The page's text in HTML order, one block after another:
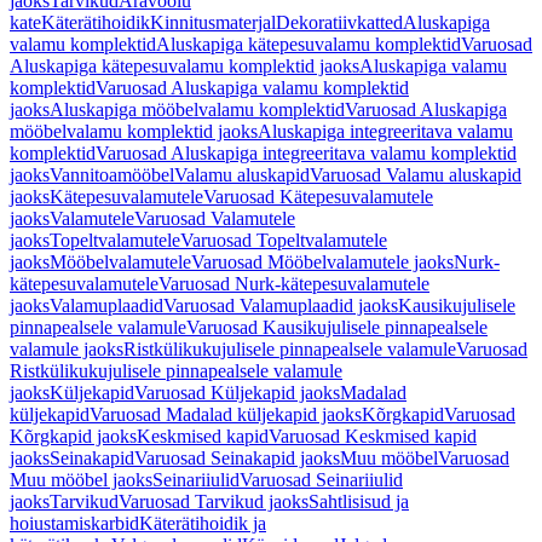
kateKäterätihoidikKinnitusmaterjalDekoratiivkattedAluskapiga
valamu komplektidAluskapiga kätepesuvalamu komplektidVaruosad
Aluskapiga kätepesuvalamu komplektid jaoksAluskapiga valamu
komplektidVaruosad Aluskapiga valamu komplektid
jaoksAluskapiga mööbelvalamu komplektidVaruosad Aluskapiga
mööbelvalamu komplektid jaoksAluskapiga integreeritava valamu
komplektidVaruosad Aluskapiga integreeritava valamu komplektid
jaoksVannitoamööbelValamu aluskapidVaruosad Valamu aluskapid
jaoksKätepesuvalamuteleVaruosad Kätepesuvalamutele
jaoksValamuteleVaruosad Valamutele
jaoksTopeltvalamuteleVaruosad Topeltvalamutele
jaoksMööbelvalamuteleVaruosad Mööbelvalamutele jaoksNurk-
kätepesuvalamuteleVaruosad Nurk-kätepesuvalamutele
jaoksValamuplaadidVaruosad Valamuplaadid jaoksKausikujulisele
pinnapealsele valamuleVaruosad Kausikujulisele pinnapealsele
valamule jaoksRistkülikukujulisele pinnapealsele valamuleVaruosad
Ristkülikukujulisele pinnapealsele valamule
jaoksKüljekapidVaruosad Küljekapid jaoksMadalad
küljekapidVaruosad Madalad küljekapid jaoksKõrgkapidVaruosad
Kõrgkapid jaoksKeskmised kapidVaruosad Keskmised kapid
jaoksSeinakapidVaruosad Seinakapid jaoksMuu mööbelVaruosad
Muu mööbel jaoksSeinariiulidVaruosad Seinariiulid
jaoksTarvikudVaruosad Tarvikud jaoksSahtlisisud ja
hoiustamiskarbidKäterätihoidik ja